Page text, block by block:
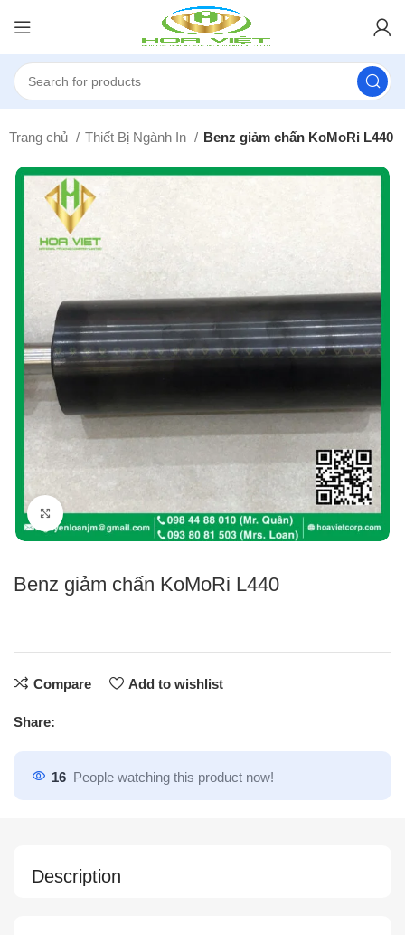
Trang chủ Thiết Bị Ngành In Benz giảm chấn KoMoRi L440
Click to enlarge
Benz giảm chấn KoMoRi L440
Compare Add to wishlist
Share:
16 People watching this product now!
Description